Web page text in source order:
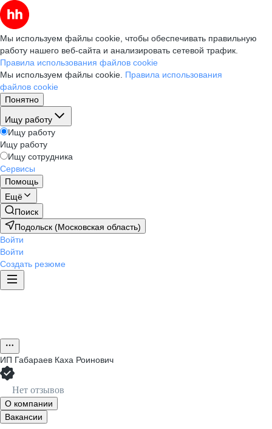
Мы используем файлы cookie, чтобы обеспечивать правильную
работу нашего веб-сайта и анализировать сетевой трафик.
Правила использования файлов cookie
Мы используем файлы cookie. Правила использования
файлов cookie
Понятно
Ищу работу
Ищу работу
Ищу работу
Ищу сотрудника
Сервисы
Помощь
Ещё
Поиск
Подольск (Московская область)
Войти
Войти
Создать резюме
ИП Габараев Каха Роинович
Нет отзывов
О компании
Вакансии